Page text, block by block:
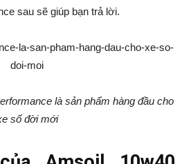
sau sẽ giúp bạn trả lời.
là sản phẩm hàng đầu cho
số đời mới